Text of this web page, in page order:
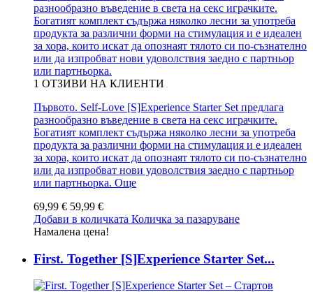
разнообразно въведение в света на секс играчките.
Богатият комплект съдържа няколко лесни за употреба
продукта за различни форми на стимулация и е идеален
за хора, които искат да опознаят тялото си по-съзнателно
или да изпробват нови удоволствия заедно с партньор
или партньорка.
1 ОТЗИВИ НА КЛИЕНТИ
Първото. Self-Love [S]Experience Starter Set предлага
разнообразно въведение в света на секс играчките.
Богатият комплект съдържа няколко лесни за употреба
продукта за различни форми на стимулация и е идеален
за хора, които искат да опознаят тялото си по-съзнателно
или да изпробват нови удоволствия заедно с партньор
или партньорка. Още
69,99 € 59,99 €
Добави в количката Количка за пазаруване
Намалена цена!
First. Together [S]Experience Starter Set...